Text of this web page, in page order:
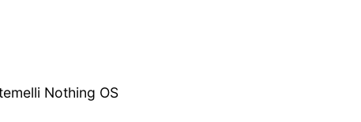
Nothing OS